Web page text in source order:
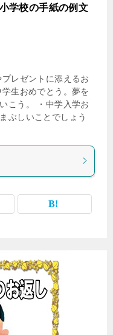
学校の手紙の例文
レゼントに添えるお
生おめでとう。夢を
こう。 ・中学入学お
ぶしいことでしょう